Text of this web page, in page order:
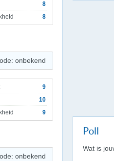
8
8
onbekend
9
10
9
onbekend
Poll
Wat is